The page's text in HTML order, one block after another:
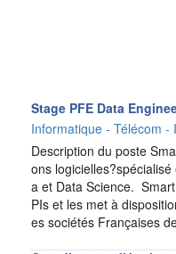
Stage PFE Data
Informatique - Télécom -
Description du poste
ons
a et Data Science.
PIs et les met à
es sociétés Françaises